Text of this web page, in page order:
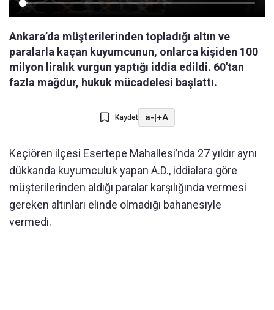
Ankara’da müşterilerinden topladığı altın ve
paralarla kaçan kuyumcunun, onlarca kişiden 100
milyon liralık vurgun yaptığı iddia edildi. 60'tan
fazla mağdur, hukuk mücadelesi başlattı.
Kaydet a-|+A
Keçiören ilçesi Esertepe Mahallesi’nda 27 yıldır aynı
dükkanda kuyumculuk yapan A.D., iddialara göre
müşterilerinden aldığı paralar karşılığında vermesi
gereken altınları elinde olmadığı bahanesiyle
vermedi.